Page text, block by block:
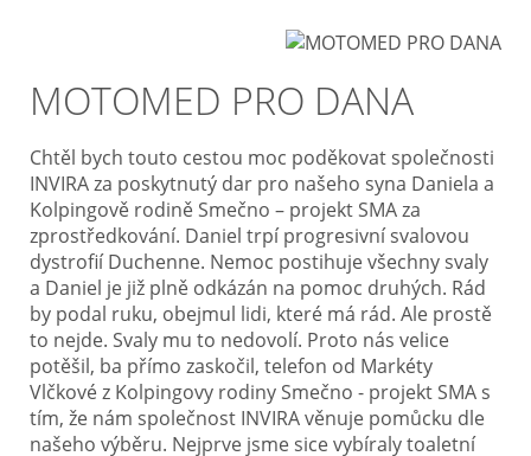
MOTOMED PRO DANA
Chtěl bych touto cestou moc poděkovat společnosti
INVIRA za poskytnutý dar pro našeho syna Daniela a
Kolpingově rodině Smečno – projekt SMA za
zprostředkování. Daniel trpí progresivní svalovou
dystrofií Duchenne. Nemoc postihuje všechny svaly
a Daniel je již plně odkázán na pomoc druhých. Rád
by podal ruku, obejmul lidi, které má rád. Ale prostě
to nejde. Svaly mu to nedovolí. Proto nás velice
potěšil, ba přímo zaskočil, telefon od Markéty
Vlčkové z Kolpingovy rodiny Smečno - projekt SMA s
tím, že nám společnost INVIRA věnuje pomůcku dle
našeho výběru. Nejprve jsme sice vybíraly toaletní